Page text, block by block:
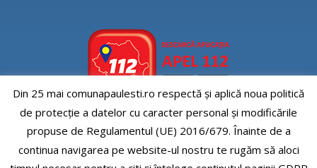
Aplicatia APEL112
Din 25 mai comunapaulesti.ro respectă și aplică noua politică
de protecție a datelor cu caracter personal și modificările
propuse de Regulamentul (UE) 2016/679. Înainte de a
continua navigarea pe website-ul nostru te rugăm să aloci